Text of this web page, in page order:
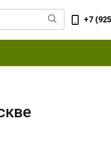
+7